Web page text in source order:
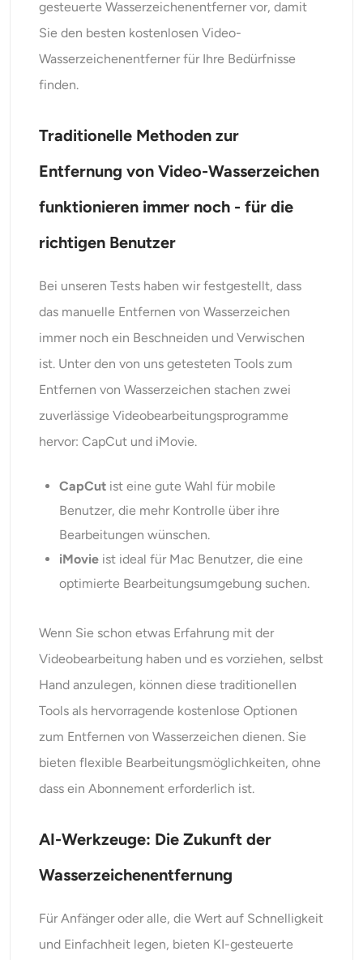
gesteuerte Wasserzeichenentferner vor, damit
Sie den besten kostenlosen Video-
Wasserzeichenentferner für Ihre Bedürfnisse
finden.
Traditionelle Methoden zur
Entfernung von Video-Wasserzeichen
funktionieren immer noch - für die
richtigen Benutzer
Bei unseren Tests haben wir festgestellt, dass
das manuelle Entfernen von Wasserzeichen
immer noch ein Beschneiden und Verwischen
ist. Unter den von uns getesteten Tools zum
Entfernen von Wasserzeichen stachen zwei
zuverlässige Videobearbeitungsprogramme
hervor: CapCut und iMovie.
CapCut ist eine gute Wahl für mobile
Benutzer, die mehr Kontrolle über ihre
Bearbeitungen wünschen.
iMovie ist ideal für Mac Benutzer, die eine
optimierte Bearbeitungsumgebung suchen.
Wenn Sie schon etwas Erfahrung mit der
Videobearbeitung haben und es vorziehen, selbst
Hand anzulegen, können diese traditionellen
Tools als hervorragende kostenlose Optionen
zum Entfernen von Wasserzeichen dienen. Sie
bieten flexible Bearbeitungsmöglichkeiten, ohne
dass ein Abonnement erforderlich ist.
AI-Werkzeuge: Die Zukunft der
Wasserzeichenentfernung
Für Anfänger oder alle, die Wert auf Schnelligkeit
und Einfachheit legen, bieten KI-gesteuerte